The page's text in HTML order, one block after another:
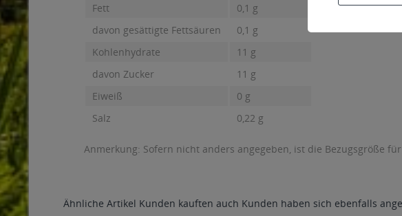
Fett
0,1 g
davon gesättigte Fettsäuren
0,1 g
Kohlenhydrate
11 g
davon Zucker
11 g
Eiweiß
0 g
Salz
0,22 g
Anmerkung: Sofern nicht anders angegeben, ist die Bezugsgröße
Ähnliche Artikel Kunden kauften auch Kunden haben sich ebenfalls